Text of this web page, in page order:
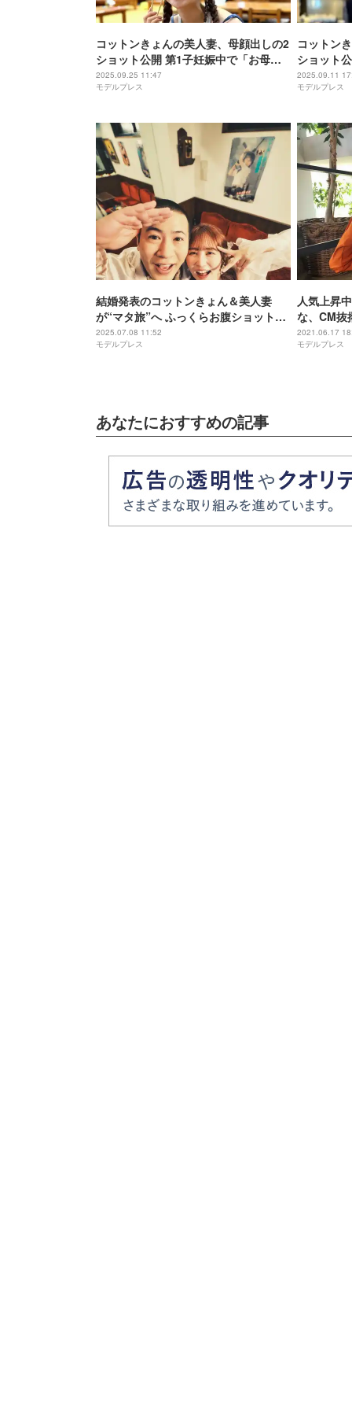
コットンきょんの美人妻、母顔出しの2
ショット公開 第1子妊娠中で「お母さ
んがそばにいるだけで安心感がまるで
違う」
2025.09.25 11:47
モデルプレス
コットン
ショット
慎重に生
2025.09.11
モデルプレス
結婚発表のコットンきょん＆美人妻
が“マタ旅”へ ふっくらお腹ショットに
反響「幸せいっぱい」「素敵な写真」
2025.07.08 11:52
モデルプレス
人気上昇
な、CM抜
2021.06.17
モデルプレス
あなたにおすすめの記事